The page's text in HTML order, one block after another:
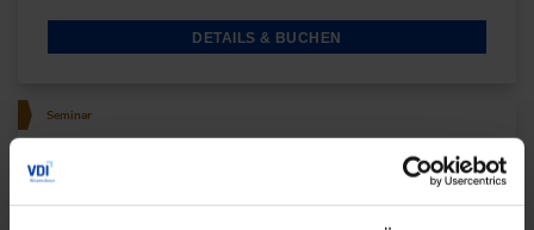
DETAILS & BUCHEN
Seminar
Stirnradgetriebe – Dimensionierung, Gestaltung und
Optimierung